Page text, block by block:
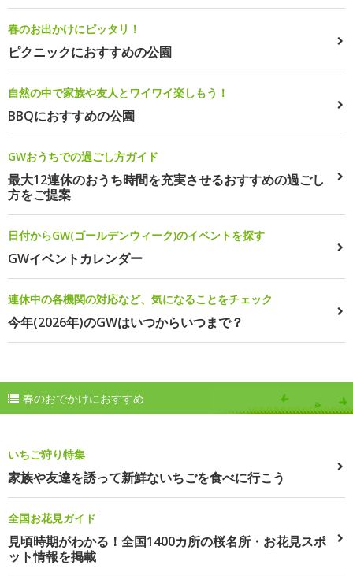
春のお出かけにピッタリ！
ピクニックにおすすめの公園
自然の中で家族や友人とワイワイ楽しもう！
BBQにおすすめの公園
GWおうちでの過ごし方ガイド
最大12連休のおうち時間を充実させるおすすめの過ごし
方をご提案
日付からGW(ゴールデンウィーク)のイベントを探す
GWイベントカレンダー
連休中の各機関の対応など、気になることをチェック
今年(2026年)のGWはいつからいつまで？
春のおでかけにおすすめ
いちご狩り特集
家族や友達を誘って新鮮ないちごを食べに行こう
全国お花見ガイド
見頃時期がわかる！全国1400カ所の桜名所・お花見スポ
ット情報を掲載